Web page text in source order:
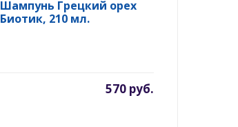
Шампунь Грецкий орех
Биотик, 210 мл.
570 руб.